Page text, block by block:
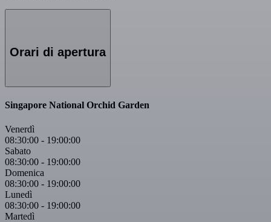
Orari di apertura
Singapore National Orchid Garden
Venerdì
08:30:00 - 19:00:00
Sabato
08:30:00 - 19:00:00
Domenica
08:30:00 - 19:00:00
Lunedì
08:30:00 - 19:00:00
Martedì